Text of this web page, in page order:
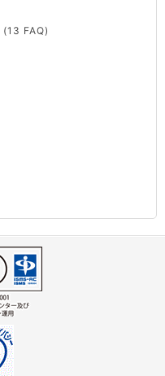
(13 FAQ)